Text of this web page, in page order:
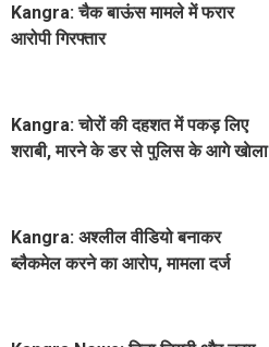
Kangra: चैक बाऊंस मामले में फरार
आरोपी गिरफ्तार
Kangra: चोरों की दहशत में पकड़ लिए
शराबी, मारने के डर से पुलिस के आगे खाेला
Kangra: अश्लील वीडियो बनाकर
ब्लैकमेल करने का आरोप, मामला दर्ज